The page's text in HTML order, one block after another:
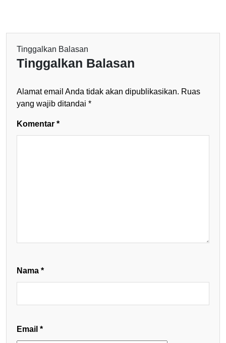
Tinggalkan Balasan
Tinggalkan Balasan
Alamat email Anda tidak akan dipublikasikan. Ruas
yang wajib ditandai *
Komentar *
Nama *
Email *